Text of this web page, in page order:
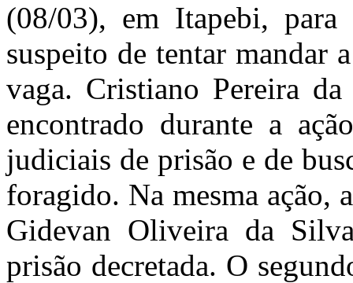
(08/03), em Itapebi, para
suspeito de tentar mandar
vaga. Cristiano Pereira
encontrado durante a
judiciais de prisão e de
foragido. Na mesma ação,
Gidevan Oliveira da
prisão decretada. O